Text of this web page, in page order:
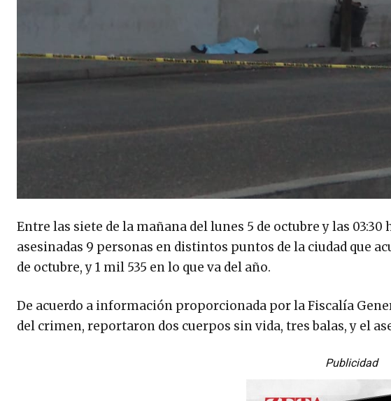
Entre las siete de la mañana del lunes 5 de octubre y las
asesinadas 9 personas en distintos puntos de la ciudad que
de octubre, y 1 mil 535 en lo que va del año.
De acuerdo a información proporcionada por la Fiscalía
del crimen, reportaron dos cuerpos sin vida, tres balas, y el
Publicidad